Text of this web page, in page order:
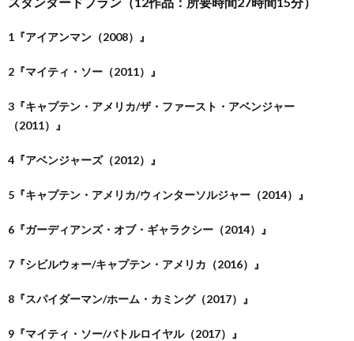
1『アイアンマン（2008）』
2『マイティ・ソー（2011）』
3『キャプテン・アメリカ/ザ・ファースト・アベンジャー
（2011）』
4『アベンジャーズ（2012）』
5『キャプテン・アメリカ/ウィンターソルジャー（2014）』
6『ガーディアンズ・オブ・ギャラクシー（2014）』
7『シビルウォー/キャプテン・アメリカ（2016）』
8『スパイダーマン/ホーム・カミング（2017）』
9『マイティ・ソー/バトルロイヤル（2017）』